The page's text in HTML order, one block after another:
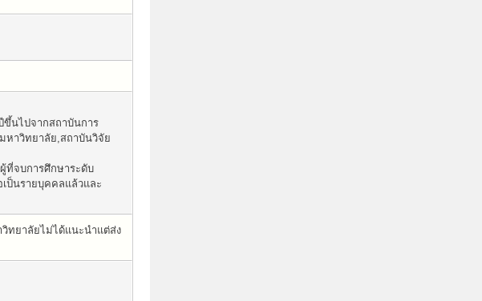
ขึ้นไปจากสถาบันการ
หาวิทยาลัย,สถาบันวิจัย
ที่จบการศึกษาระดับ
ป็นรายบุคคลแล้วและ
วิทยาลัยไม่ได้แนะนำแต่ส่ง